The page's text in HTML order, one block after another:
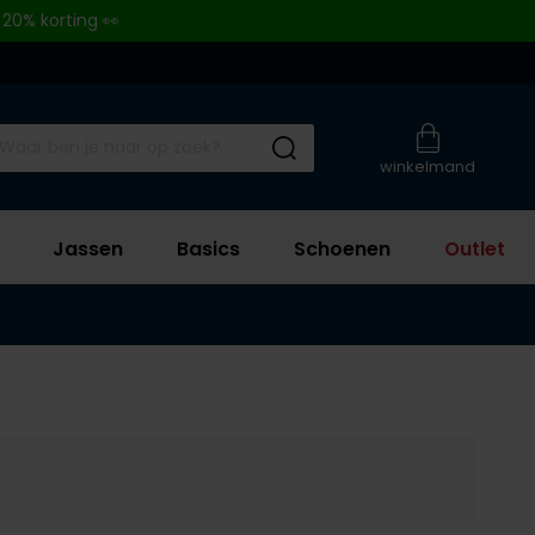
korting 👀
winkelmand
Submit search
Jassen Basics Schoenen Outlet